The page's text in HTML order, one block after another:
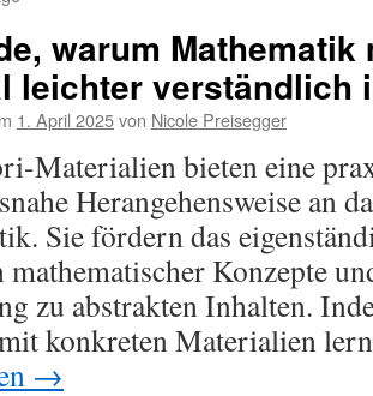
warum
leichter verständlich
1. April 2025von Nicole Preisegger
Materialien bieten eine
Herangehensweise an
Sie fördern das
mathematischer Konzepte
zu abstrakten Inhalten.
konkreten Materialien
→